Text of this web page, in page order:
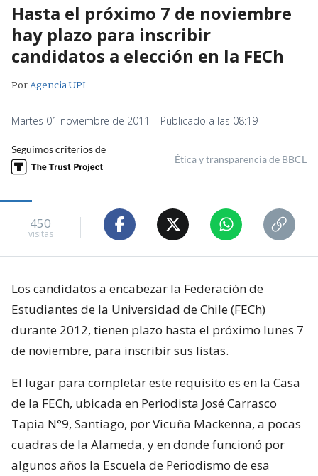
Hasta el próximo 7 de noviembre
hay plazo para inscribir
candidatos a elección en la FECh
PorAgencia UPI
Martes 01 noviembre de 2011 | Publicado a las 08:19
Seguimos criterios de
Ética y transparencia de BBCL
450
visitas
Los candidatos a encabezar la Federación de
Estudiantes de la Universidad de Chile (FECh)
durante 2012, tienen plazo hasta el próximo lunes 7
de noviembre, para inscribir sus listas.
El lugar para completar este requisito es en la Casa
de la FECh, ubicada en Periodista José Carrasco
Tapia N°9, Santiago, por Vicuña Mackenna, a pocas
cuadras de la Alameda, y en donde funcionó por
algunos años la Escuela de Periodismo de esa